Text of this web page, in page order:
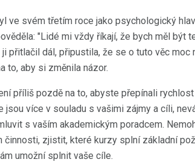
ve svém třetím roce jako psychologický
"Lidé mi vždy říkají, že bych měl být
přitlačil dál, připustila, že se o tuto věc moc
to, aby si změnila názor.
příliš pozdě na to, abyste přepínali
více v souladu s vašimi zájmy a cíli,
s vaším akademickým poradcem.
zjistit, které kurzy splní základní
umožní splnit vaše cíle.